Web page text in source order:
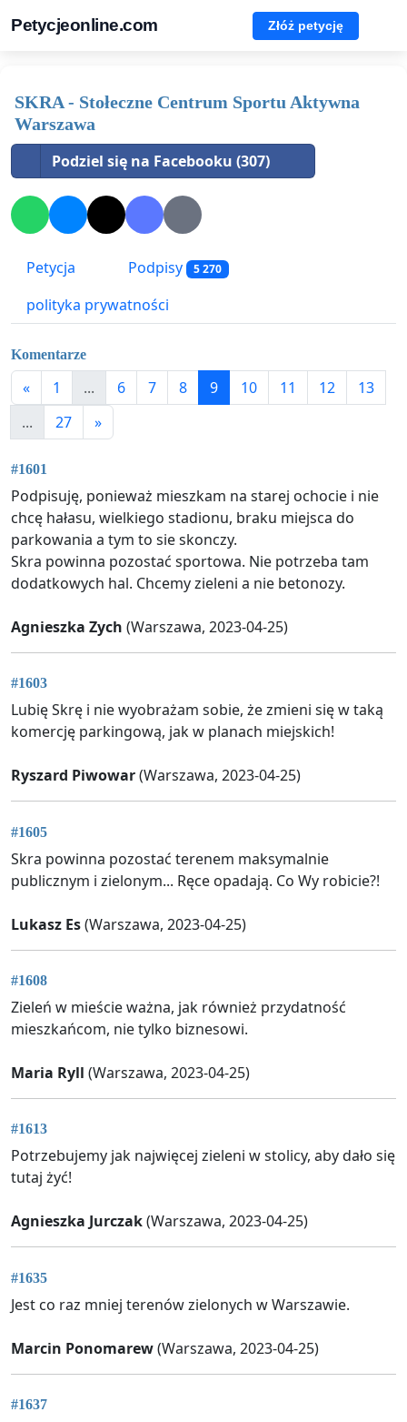
Petycjeonline.com Złóż petycję
SKRA - Stołeczne Centrum Sportu Aktywna
Warszawa
Podziel się na Facebooku (307)
Petycja Podpisy 5 270
polityka prywatności
Komentarze
« 1 ... 6 7 8 9 10 11 12
13
...
27 »
#1601
Podpisuję, ponieważ mieszkam na starej ochocie i nie
chcę hałasu, wielkiego stadionu, braku miejsca do
parkowania a tym to sie skonczy.
Skra powinna pozostać sportowa. Nie potrzeba tam
dodatkowych hal. Chcemy zieleni a nie betonozy.
Agnieszka Zych (Warszawa, 2023-04-25)
#1603
Lubię Skrę i nie wyobrażam sobie, że zmieni się w taką
komercję parkingową, jak w planach miejskich!
Ryszard Piwowar(Warszawa, 2023-04-25)
#1605
Skra powinna pozostać terenem maksymalnie
publicznym i zielonym... Ręce opadają. Co Wy robicie?!
Lukasz Es(Warszawa, 2023-04-25)
#1608
Zieleń w mieście ważna, jak również przydatność
mieszkańcom, nie tylko biznesowi.
Maria Ryll (Warszawa, 2023-04-25)
#1613
Potrzebujemy jak najwięcej zieleni w stolicy, aby dało się
tutaj żyć!
Agnieszka Jurczak(Warszawa, 2023-04-25)
#1635
Jest co raz mniej terenów zielonych w Warszawie.
Marcin Ponomarew(Warszawa, 2023-04-25)
#1637